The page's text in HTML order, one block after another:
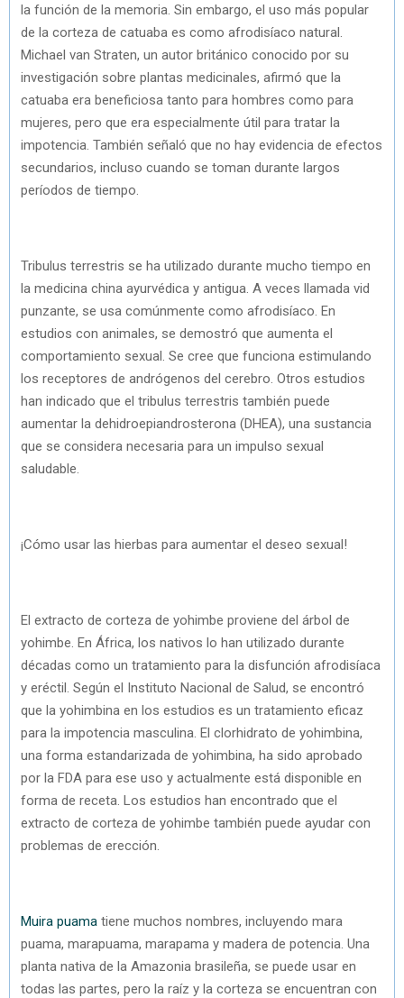
la función de la memoria. Sin embargo, el uso más popular
de la corteza de catuaba es como afrodisíaco natural.
Michael van Straten, un autor británico conocido por su
investigación sobre plantas medicinales, afirmó que la
catuaba era beneficiosa tanto para hombres como para
mujeres, pero que era especialmente útil para tratar la
impotencia. También señaló que no hay evidencia de efectos
secundarios, incluso cuando se toman durante largos
períodos de tiempo.
Tribulus terrestris se ha utilizado durante mucho tiempo en
la medicina china ayurvédica y antigua. A veces llamada vid
punzante, se usa comúnmente como afrodisíaco. En
estudios con animales, se demostró que aumenta el
comportamiento sexual. Se cree que funciona estimulando
los receptores de andrógenos del cerebro. Otros estudios
han indicado que el tribulus terrestris también puede
aumentar la dehidroepiandrosterona (DHEA), una sustancia
que se considera necesaria para un impulso sexual
saludable.
¡Cómo usar las hierbas para aumentar el deseo sexual!
El extracto de corteza de yohimbe proviene del árbol de
yohimbe. En África, los nativos lo han utilizado durante
décadas como un tratamiento para la disfunción afrodisíaca
y eréctil. Según el Instituto Nacional de Salud, se encontró
que la yohimbina en los estudios es un tratamiento eficaz
para la impotencia masculina. El clorhidrato de yohimbina,
una forma estandarizada de yohimbina, ha sido aprobado
por la FDA para ese uso y actualmente está disponible en
forma de receta. Los estudios han encontrado que el
extracto de corteza de yohimbe también puede ayudar con
problemas de erección.
Muira puama tiene muchos nombres, incluyendo mara
puama, marapuama, marapama y madera de potencia. Una
planta nativa de la Amazonia brasileña, se puede usar en
todas las partes, pero la raíz y la corteza se encuentran con